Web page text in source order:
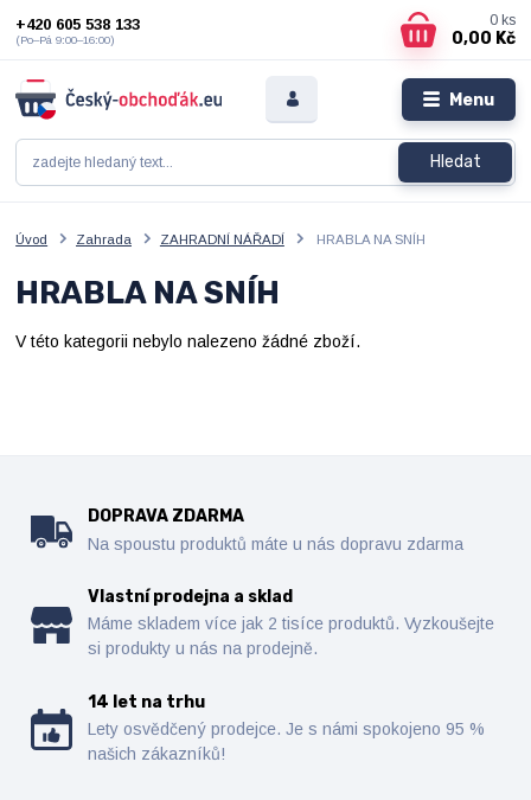
Menu
Hledat
+420 605 538 133
(Po–Pá 9:00–16:00)
0 ks
0,00 Kč
Úvod Zahrada ZAHRADNÍ NÁŘADÍ HRABLA NA SNÍH
HRABLA NA SNÍH
V této kategorii nebylo nalezeno žádné zboží.
DOPRAVA ZDARMA
Na spoustu produktů máte u nás dopravu zdarma
Vlastní prodejna a sklad
Máme skladem více jak 2 tisíce produktů. Vyzkoušejte
si produkty u nás na prodejně.
14 let na trhu
Lety osvědčený prodejce. Je s námi spokojeno 95 %
našich zákazníků!